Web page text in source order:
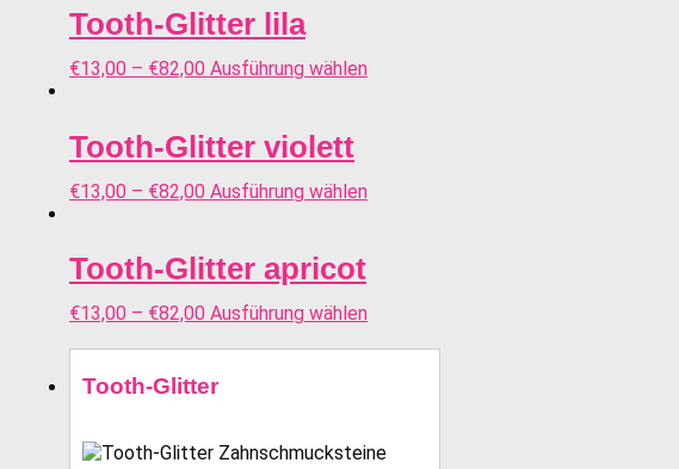
Tooth-Glitter lila
€13,00 – €82,00 Ausführung wählen
Tooth-Glitter violett
€13,00 – €82,00 Ausführung wählen
Tooth-Glitter apricot
€13,00 – €82,00 Ausführung wählen
Tooth-Glitter